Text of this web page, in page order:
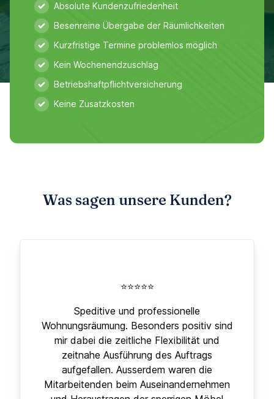
Absolute Kundenzufriedenheit
Besenreine Übergabe der Räumlichkeiten
Kurzfristige Termine problemlos möglich
Kein Wochenendzuschlag
Betriebshaftpflichtversicherung
Keine Zusatzkosten
Was sagen unsere Kunden?
⭐⭐⭐⭐⭐
Speditive und professionelle
Wohnungsräumung. Besonders positiv sind
mir dabei die zeitliche Flexibilität und
zeitnahe Ausführung des Auftrags
aufgefallen. Ausserdem waren die
Mitarbeitenden beim Auseinandernehmen